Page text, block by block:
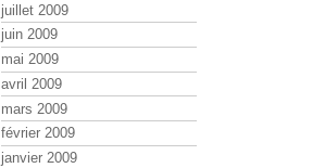
juillet 2009
juin 2009
mai 2009
avril 2009
mars 2009
février 2009
janvier 2009